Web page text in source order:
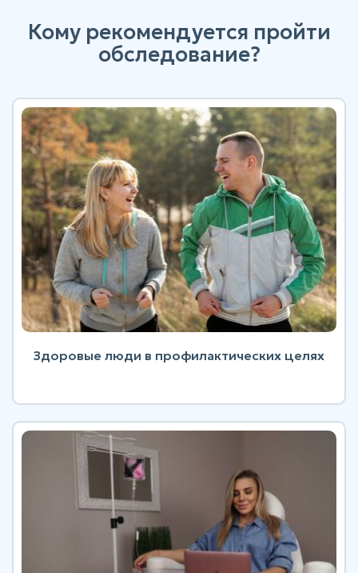
Кому рекомендуется пройти
обследование?
Здоровые люди в профилактических целях